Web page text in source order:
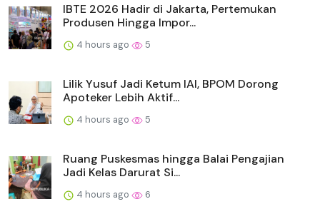
IBTE 2026 Hadir di Jakarta, Pertemukan
Produsen Hingga Impor...
4 hours ago 5
Lilik Yusuf Jadi Ketum IAI, BPOM Dorong
Apoteker Lebih Aktif...
4 hours ago 5
Ruang Puskesmas hingga Balai Pengajian
Jadi Kelas Darurat Si...
4 hours ago 6